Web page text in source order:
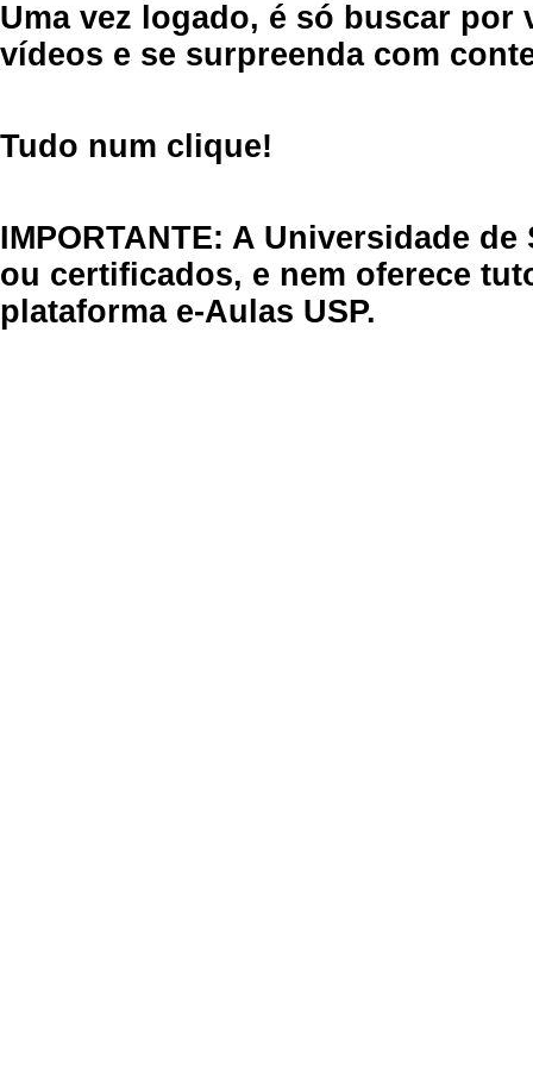
Uma vez logado, é só buscar por
vídeos e se surpreenda com
Tudo num clique!
IMPORTANTE: A Universidade
ou certificados, e nem oferece
plataforma e-Aulas USP.